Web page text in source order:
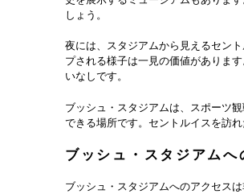
しょう。
夜には、スタジアムから見えるセン
プされる様子は一見の価値がありま
いなしです。
ブッシュ・スタジアムは、スポーツ
できる場所です。セントルイスを訪
ブッシュ・スタジアムへ
ブッシュ・スタジアムへのアクセス